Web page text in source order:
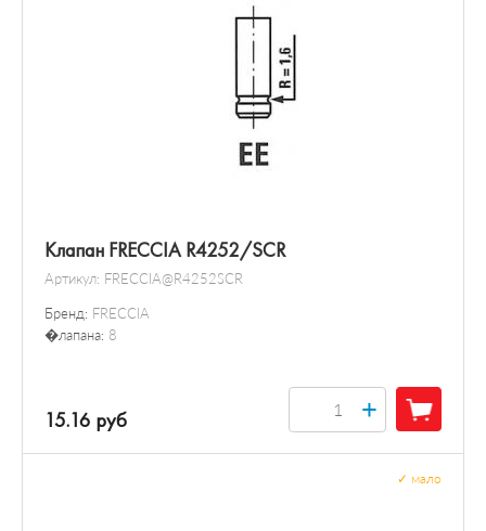
Клапан FRECCIA R4252/SCR
Артикул: FRECCIA@R4252SCR
Бренд: FRECCIA
�лапана: 8
15.16 руб +
мало